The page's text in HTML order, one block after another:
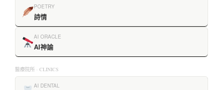
POETRY
詩情
AI ORACLE
AI神諭
醫療院所 · CLINICS
AI DENTAL